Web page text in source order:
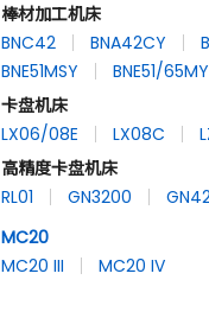
棒材加工机床
BNC42
BNA42CY
BNE51MSY
BNE51/
卡盘机床
LX06/08E
LX08C
高精度卡盘机床
RL01
GN3200
MC20
MC20 III
MC20 IV